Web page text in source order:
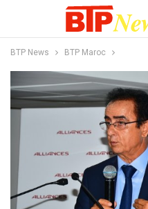
BTP News BTP Maroc